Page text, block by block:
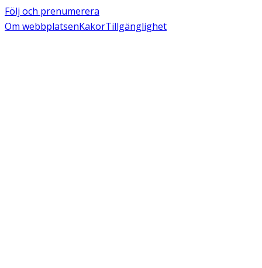
Följ och prenumerera
Om webbplatsenKakorTillgänglighet